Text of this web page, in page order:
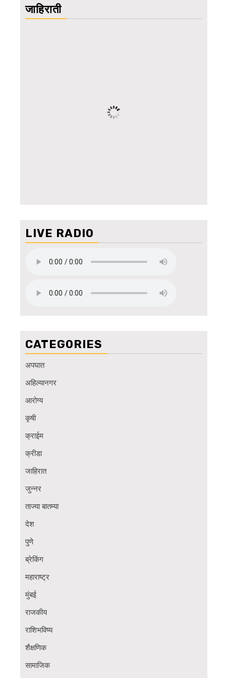
जाहिराती
LIVE RADIO
CATEGORIES
अपघात
अहिल्यानगर
आरोग्य
कृषी
क्राईम
क्रीडा
जाहिरात
जुन्नर
ताज्या बातम्या
देश
पुणे
ब्रेकिंग
महाराष्ट्र
मुंबई
राजकीय
राशिभविष्य
शैक्षणिक
सामाजिक